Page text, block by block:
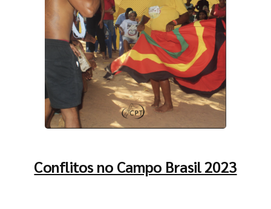
Conflitos no Campo Brasil 2023